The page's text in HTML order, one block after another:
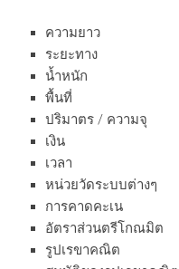
ความยาว
ระยะทาง
น้ำหนัก
พื้นที่
ปริมาตร / ความจุ
เงิน
เวลา
หน่วยวัดระบบต่างๆ
การคาดคะเน
อัตราส่วนตรีโกณมิต
รูปเรขาคณิต